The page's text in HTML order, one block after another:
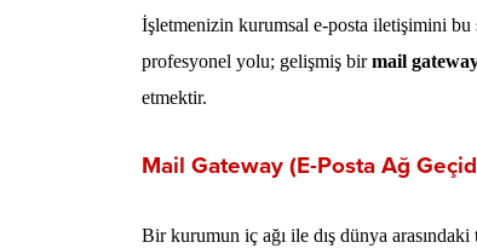
İşletmenizin kurumsal e-posta iletişimini bu
profesyonel yolu; gelişmiş birmail
etmektir.
Mail Gateway (E-Posta Ağ
Bir kurumun iç ağı ile dış dünya